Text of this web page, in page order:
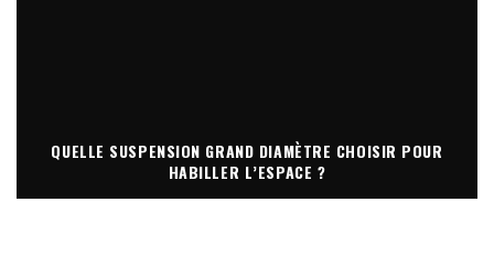
QUELLE SUSPENSION GRAND DIAMÈTRE CHOISIR POUR
HABILLER L’ESPACE ?